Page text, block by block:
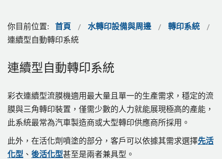
你目前位置: 首頁 水轉印設備與周邊
轉印系統
連續型自動轉印系統
連續型自動轉印系統
彩衣連續型流膜機適用最大量且單一的生產需求，穩定的流
膜與三角轉印裝置，僅需少數的人力就能展現極高的產能，
此系統最常為汽車製造商或大型轉印供應商所採用。
此外，在活化劑噴塗的部分，客戶可以依據其需求選擇先活
化型 、 後活化型甚至是兩者兼具型。